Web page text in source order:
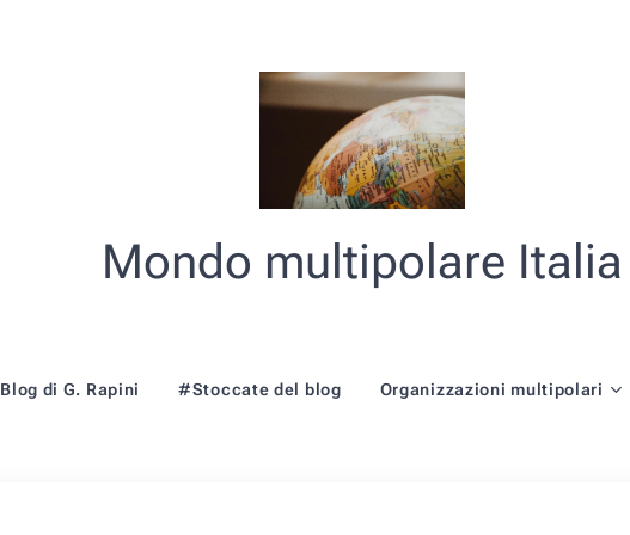
Mondo multipolare Italia
Blog di G. Rapini #Stoccate del blog Organizzazioni multipolari